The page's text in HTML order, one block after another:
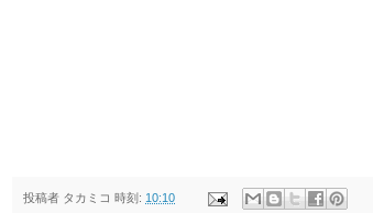
投稿者 タカミコ 時刻: 10:10